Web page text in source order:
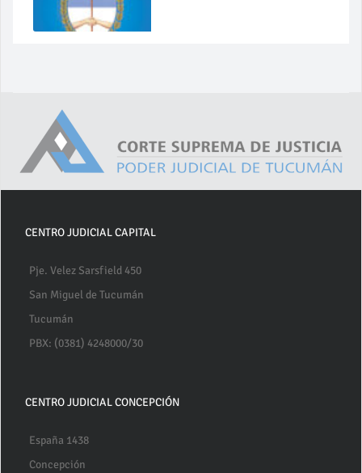
CENTRO JUDICIAL CAPITAL
Pje. Velez Sarsfield 450
San Miguel de Tucumán
Tucumán
PBX: (0381) 4248000/30
CENTRO JUDICIAL CONCEPCIÓN
España 1438
Concepción